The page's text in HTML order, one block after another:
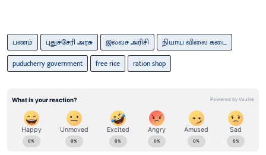
பணம் புதுச்சேரி அரசு இலவச அரிசி
நியாய விலை கடை
puducherry government
free rice ration shop